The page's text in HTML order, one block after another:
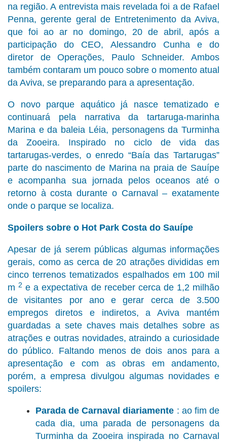
na região. A entrevista mais revelada foi a de Rafael
Penna, gerente geral de Entretenimento da Aviva,
que foi ao ar no domingo, 20 de abril, após a
participação do CEO, Alessandro Cunha e do
diretor de Operações, Paulo Schneider. Ambos
também contaram um pouco sobre o momento atual
da Aviva, se preparando para a apresentação.
O novo parque aquático já nasce tematizado e
continuará pela narrativa da tartaruga-marinha
Marina e da baleia Léia, personagens da Turminha
da Zooeira. Inspirado no ciclo de vida das
tartarugas-verdes, o enredo “Baía das Tartarugas”
parte do nascimento de Marina na praia de Sauípe
e acompanha sua jornada pelos oceanos até o
retorno à costa durante o Carnaval – exatamente
onde o parque se localiza.
Spoilers sobre o Hot Park Costa do Sauípe
Apesar de já serem públicas algumas informações
gerais, como as cerca de 20 atrações divididas em
cinco terrenos tematizados espalhados em 100 mil
m2 e a expectativa de receber cerca de 1,2 milhão
de visitantes por ano e gerar cerca de 3.500
empregos diretos e indiretos, a Aviva mantém
guardadas a sete chaves mais detalhes sobre as
atrações e outras novidades, atraindo a curiosidade
do público. Faltando menos de dois anos para a
apresentação e com as obras em andamento,
porém, a empresa divulgou algumas novidades e
spoilers:
Parada de Carnaval diariamente : ao fim de
cada dia, uma parada de personagens da
Turminha da Zooeira inspirada no Carnaval